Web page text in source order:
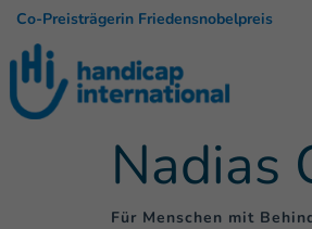
Co-Preisträgerin Friedensnobelpreis
Nadias
Für Menschen mit